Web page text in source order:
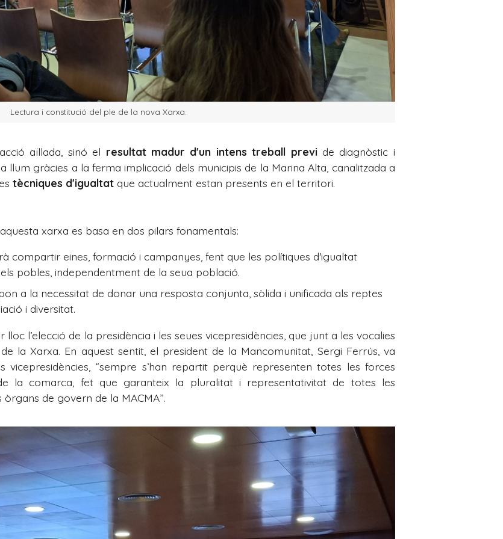
Lectura i constitució del ple de la nova Xarxa.
aïllada, sinó el resultat madur d'un intens treball previde diagnòstic i
gràcies a la ferma implicació dels municipis de la Marina Alta, canalitzada a
tècniques d'igualtat que actualment estan presents en el territori.
xarxa es basa en dos pilars fonamentals:
compartir eines, formació i campanyes, fent que les polítiques d'igualtat
pobles, independentment de la seua població.
a la necessitat de donar una resposta conjunta, sòlida i unificada als reptes
i diversitat.
l’elecció de la presidència i les seues vicepresidències, que junt a les vocalies
la Xarxa. En aquest sentit, el president de la Mancomunitat, Sergi Ferrús, va
“sempre s’han repartit perquè representen totes les forces
la comarca, fet que garanteix la pluralitat i representativitat de totes les
de govern de la MACMA”.